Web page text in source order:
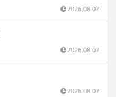
2026.08.07
2026.08.07
2026.08.07